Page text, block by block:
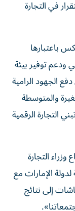
في التجارة
باعتبارها
ودعم توفير بيئة
الجهود الرامية
والمتوسطة
التجارة الرقمية
التجارة
الإمارات مع
إلى نتائج